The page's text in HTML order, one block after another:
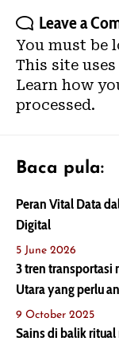
Leave a
You must be
This site
Learn how
processed.
Baca pula:
Peran Vital Data
Digital
5 June 2026
3 tren transportasi
Utara yang perlu
9 October 2025
Sains di balik